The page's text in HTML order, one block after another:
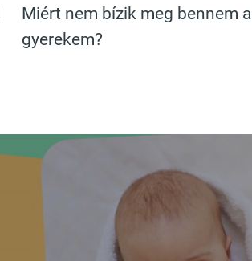
Miért nem bízik meg bennem a
gyerekem?